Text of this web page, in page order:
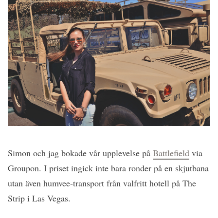
Simon och jag bokade vår upplevelse på Battlefield via
Groupon. I priset ingick inte bara ronder på en skjutbana
utan även humvee-transport från valfritt hotell på The
Strip i Las Vegas.